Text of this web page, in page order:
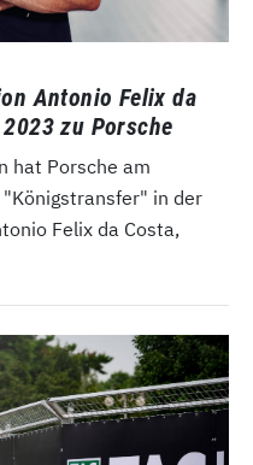
Antonio Felix da
zu Porsche
hat Porsche am
in der
Felix da Costa,